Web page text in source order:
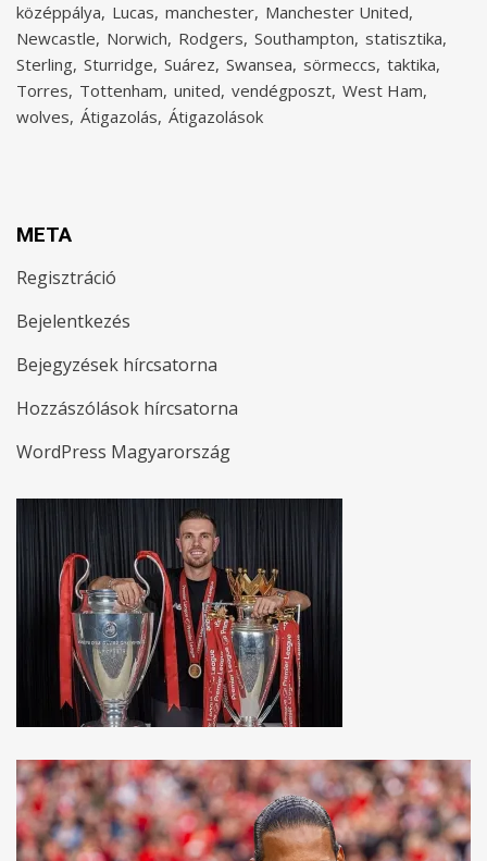
középpálya Lucas manchester Manchester United
Newcastle Norwich Rodgers Southampton statisztika
Sterling Sturridge Suárez Swansea sörmeccs taktika
Torres Tottenham united vendégposzt West Ham
wolves Átigazolás Átigazolások
META
Regisztráció
Bejelentkezés
Bejegyzések hírcsatorna
Hozzászólások hírcsatorna
WordPress Magyarország